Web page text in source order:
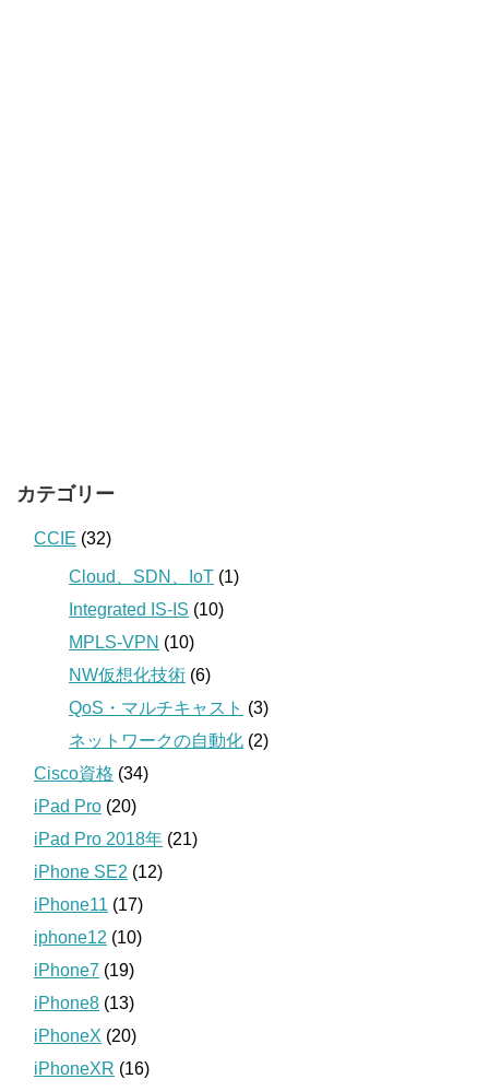
カテゴリー
CCIE (32)
Cloud、SDN、IoT (1)
Integrated IS-IS (10)
MPLS-VPN (10)
NW仮想化技術 (6)
QoS・マルチキャスト (3)
ネットワークの自動化 (2)
Cisco資格 (34)
iPad Pro (20)
iPad Pro 2018年 (21)
iPhone SE2 (12)
iPhone11 (17)
iphone12 (10)
iPhone7 (19)
iPhone8 (13)
iPhoneX (20)
iPhoneXR (16)